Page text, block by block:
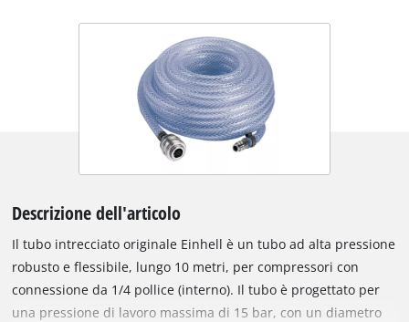
Descrizione dell'articolo
Il tubo intrecciato originale Einhell è un tubo ad alta pressione
robusto e flessibile, lungo 10 metri, per compressori con
connessione da 1/4 pollice (interno). Il tubo è progettato per
una pressione di lavoro massima di 15 bar, con un diametro